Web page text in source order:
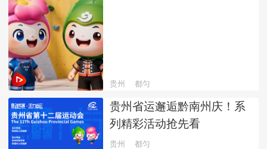
贵州 都匀
贵州省运邂逅黔南州庆！系
列精彩活动抢先看
贵州 都匀